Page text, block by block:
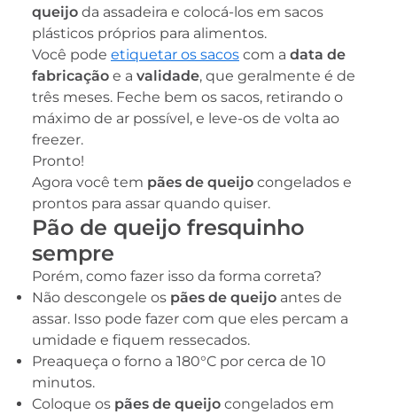
queijo da assadeira e colocá-los em sacos
plásticos próprios para alimentos.
Você pode etiquetar os sacos com a data de
fabricação e a validade, que geralmente é de
três meses. Feche bem os sacos, retirando o
máximo de ar possível, e leve-os de volta ao
freezer.
Pronto!
Agora você tem pães de queijo congelados e
prontos para assar quando quiser.
Pão de queijo fresquinho
sempre
Porém, como fazer isso da forma correta?
Não descongele os pães de queijo antes de
assar. Isso pode fazer com que eles percam a
umidade e fiquem ressecados.
Preaqueça o forno a 180°C por cerca de 10
minutos.
Coloque os pães de queijo congelados em